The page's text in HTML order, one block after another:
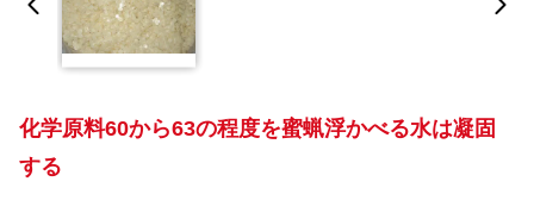
化学原料60から63の程度を蜜蝋浮かべる水は凝固
する